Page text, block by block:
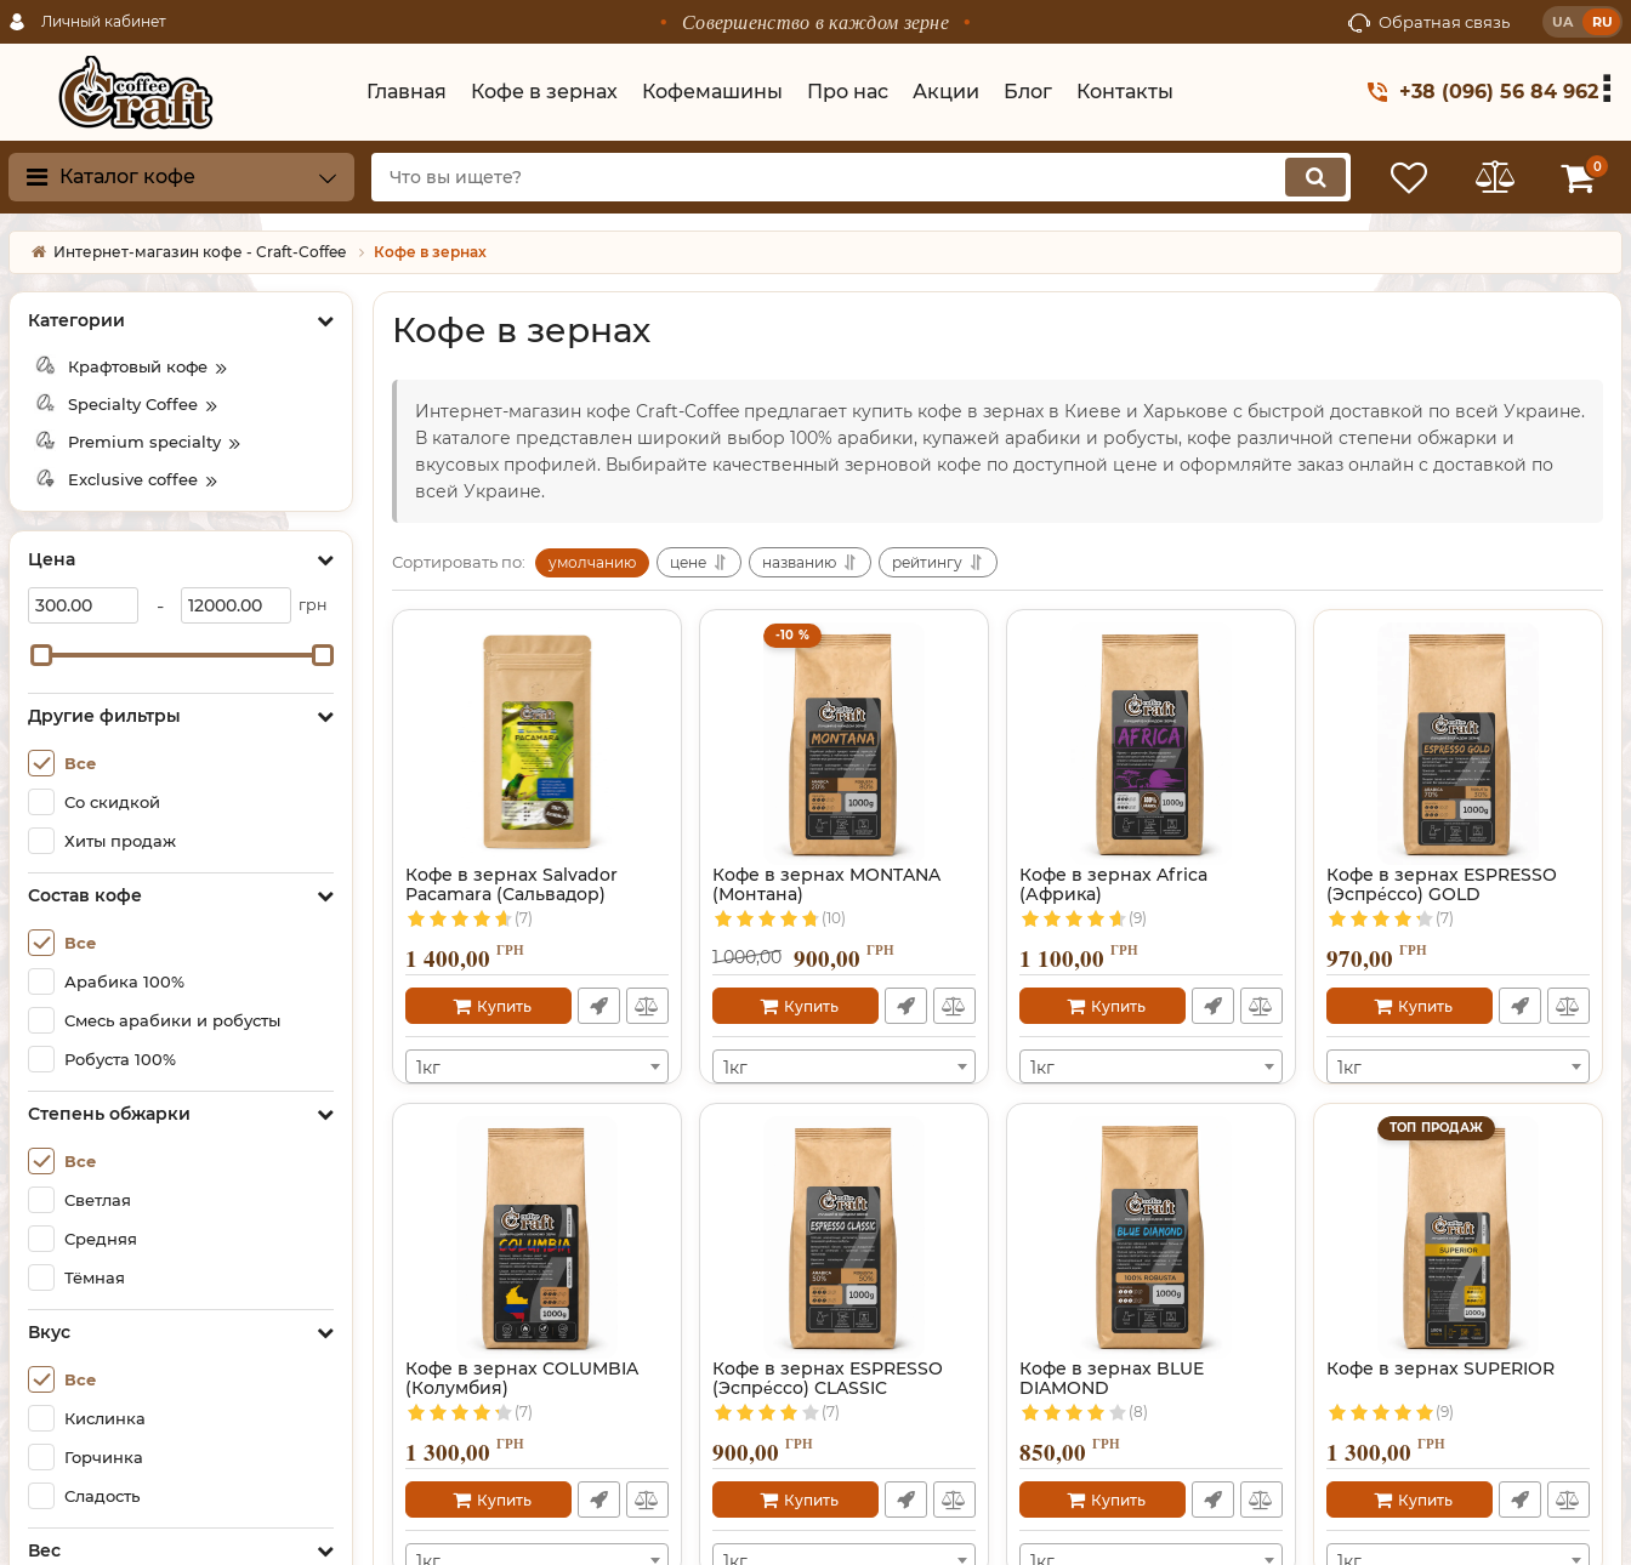
Личный кабинет Совершенство в каждом зерне Обратная связь UA RU
Главная Кофе в зернах Кофемашины Про нас Акции Блог Контакты +38 (096) 56 84 962
Каталог кофе 0
Интернет-магазин кофе - Craft-Coffee Кофе в зернах
Категории
Крафтовый кофе
Specialty Coffee
Premium specialty
Exclusive coffee
Цена
- грн
Другие фильтры
Все
Со скидкой
Хиты продаж
Состав кофе
Все
Арабика 100%
Смесь арабики и робусты
Робуста 100%
Степень обжарки
Все
Светлая
Средняя
Тёмная
Вкус
Все
Кислинка
Горчинка
Сладость
Вес
Кофе в зернах
Интернет-магазин кофе Craft-Coffee предлагает купить кофе в зернах в Киеве и Харькове с быстрой доставкой по всей Украине.
В каталоге представлен широкий выбор 100% арабики, купажей арабики и робусты, кофе различной степени обжарки и
вкусовых профилей. Выбирайте качественный зерновой кофе по доступной цене и оформляйте заказ онлайн с доставкой по
всей Украине.
Сортировать по: умолчанию цене названию рейтингу
Кофе в зернах Salvador
Pacamara (Сальвадор)
(7)
1 400,00 ГРН
Купить
1кг
-10 %
Кофе в зернах MONTANA
(Монтана)
(10)
1 000,00 900,00 ГРН
Купить
1кг
Кофе в зернах Africa
(Африка)
(9)
1 100,00 ГРН
Купить
1кг
Кофе в зернах ESPRESSO
(Эспре́ссо) GOLD
(7)
970,00 ГРН
Купить
1кг
Кофе в зернах COLUMBIA
(Колумбия)
(7)
1 300,00 ГРН
Купить
Кофе в зернах ESPRESSO
(Эспре́ссо) CLASSIC
(7)
900,00 ГРН
Купить
Кофе в зернах BLUE
DIAMOND
(8)
850,00 ГРН
Купить
ТОП ПРОДАЖ
Кофе в зернах SUPERIOR
(9)
1 300,00 ГРН
Купить